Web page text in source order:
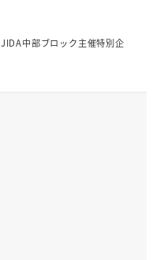
JIDA中部ブロック主催特別企